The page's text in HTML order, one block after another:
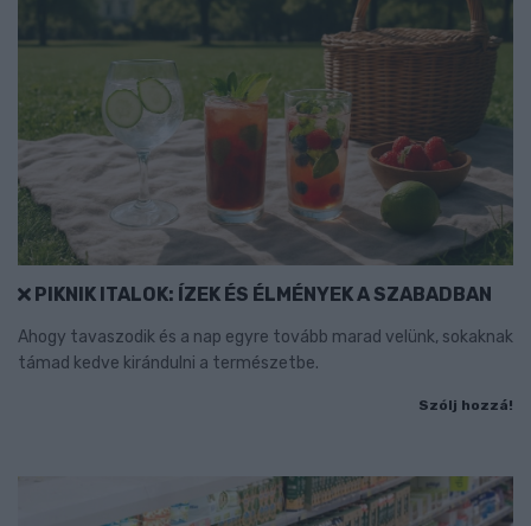
PIKNIK ITALOK: ÍZEK ÉS ÉLMÉNYEK A SZABADBAN
Ahogy tavaszodik és a nap egyre tovább marad velünk, sokaknak
támad kedve kirándulni a természetbe.
Szólj hozzá!